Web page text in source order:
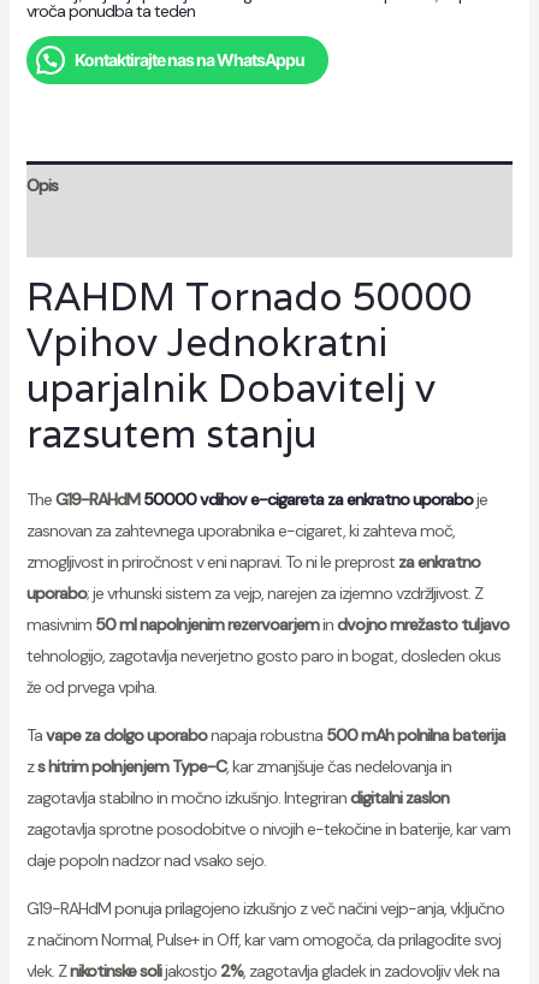
vroča ponudba ta teden
Kontaktirajte nas na WhatsAppu
Opis
RAHDM Tornado 50000
Vpihov Jednokratni
uparjalnik Dobavitelj v
razsutem stanju
TheG19-RAHdM50000 vdihov e-cigareta za enkratno uporaboje
zasnovan za zahtevnega uporabnika e-cigaret, ki zahteva moč,
zmogljivost in priročnost v eni napravi. To ni le preprost za enkratno
uporabo; je vrhunski sistem za vejp, narejen za izjemno vzdržljivost. Z
masivnim 50 ml napolnjenim rezervoarjemindvojno mrežasto tuljavo
tehnologijo, zagotavlja neverjetno gosto paro in bogat, dosleden okus
že od prvega vpiha.
Tavape za dolgo uporabonapaja robustna 500 mAh polnilna baterija
zs hitrim polnjenjem Type-C, kar zmanjšuje čas nedelovanja in
zagotavlja stabilno in močno izkušnjo. Integrirandigitalni zaslon
zagotavlja sprotne posodobitve o nivojih e-tekočine in baterije, kar vam
daje popoln nadzor nad vsako sejo.
G19-RAHdM ponuja prilagojeno izkušnjo z več načini vejp-anja, vključno
z načinom Normal, Pulse+ in Off, kar vam omogoča, da prilagodite svoj
vlek. Znikotinske solijakostjo 2%, zagotavlja gladek in zadovoljiv vlek na